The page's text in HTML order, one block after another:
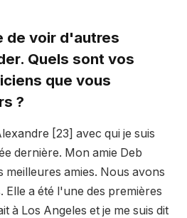
de voir d'autres
Quels sont vos
que vous
?
[23] avec qui je suis
dernière. Mon amie Deb
meilleures amies. Nous avons
Elle a été l'une des premières
à Los Angeles et je me suis dit